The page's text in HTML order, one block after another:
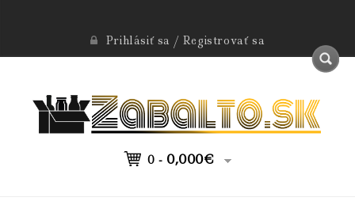
Prihlásiť sa / Registrovať sa
0 - 0,000€